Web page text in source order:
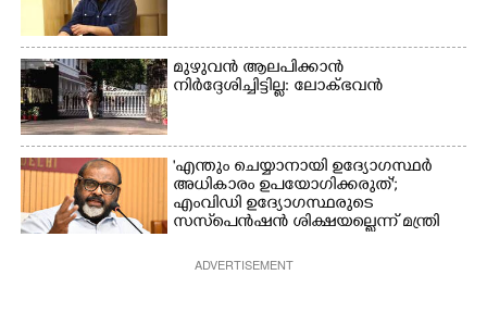
മുഴുവൻ ആലപിക്കാൻ
നിർദ്ദേശിച്ചിട്ടില്ല: ലോക്ഭവൻ
'എന്തും ചെയ്യാനായി ഉദ്യോഗസ്ഥർ
അധികാരം ഉപയോഗിക്കരുത്';
എംവിഡി ഉദ്യോഗസ്ഥരുടെ
സസ്‌പെൻഷൻ ശിക്ഷയല്ലെന്ന് മന്ത്രി
ADVERTISEMENT